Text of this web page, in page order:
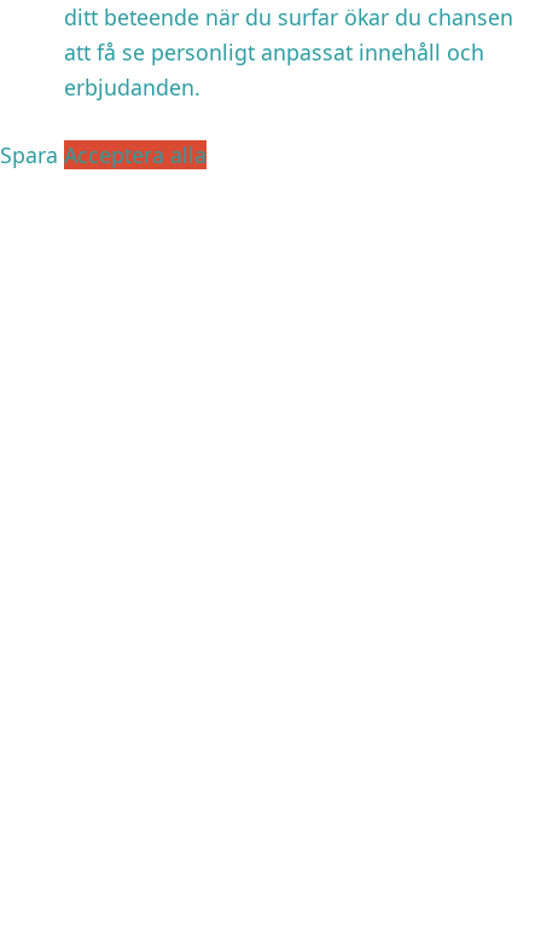
ditt beteende när du surfar ökar du chansen
att få se personligt anpassat innehåll och
erbjudanden.
Spara Acceptera alla